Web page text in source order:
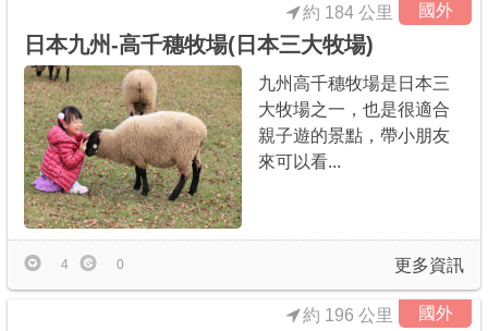
國外
約 184 公里
日本九州-高千穗牧場(日本三大牧場)
九州高千穗牧場是日本三
大牧場之一，也是很適合
親子遊的景點，帶小朋友
來可以看...
更多資訊
4 0
國外
約 196 公里